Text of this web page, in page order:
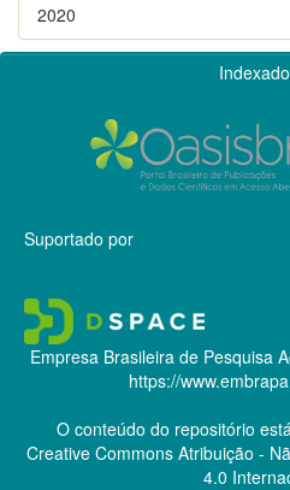
2020
Suportado por
Empresa Brasileira de Pesquisa
https://
O conteúdo do repositório
Creative CommonsAtribuição -
4.0